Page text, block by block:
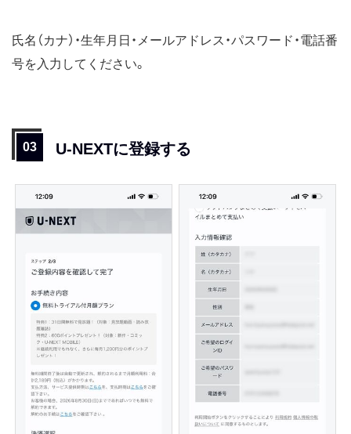
氏名（カナ）・生年月日・メールアドレス・パスワード・電話番
号を入力してください。
U-NEXTに登録する